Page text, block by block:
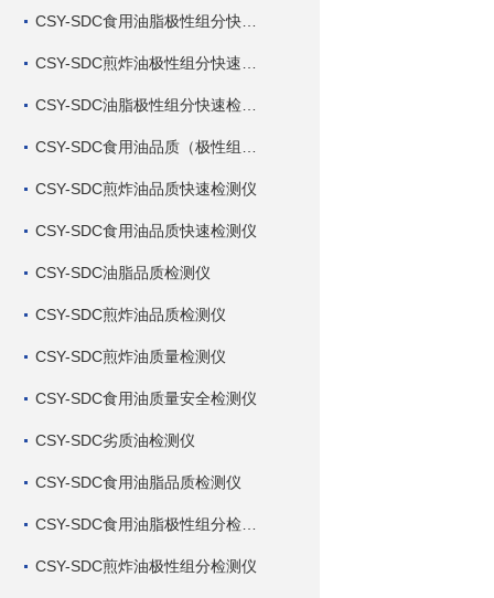
CSY-SDC煎炸油品质快速检测仪
CSY-SDC食用油品质快速检测仪
CSY-SDC油脂品质检测仪
CSY-SDC煎炸油品质检测仪
CSY-SDC煎炸油质量检测仪
CSY-SDC食用油质量安全检测仪
CSY-SDC劣质油检测仪
CSY-SDC食用油脂品质检测仪
CSY-SDC煎炸油极性组分检测仪